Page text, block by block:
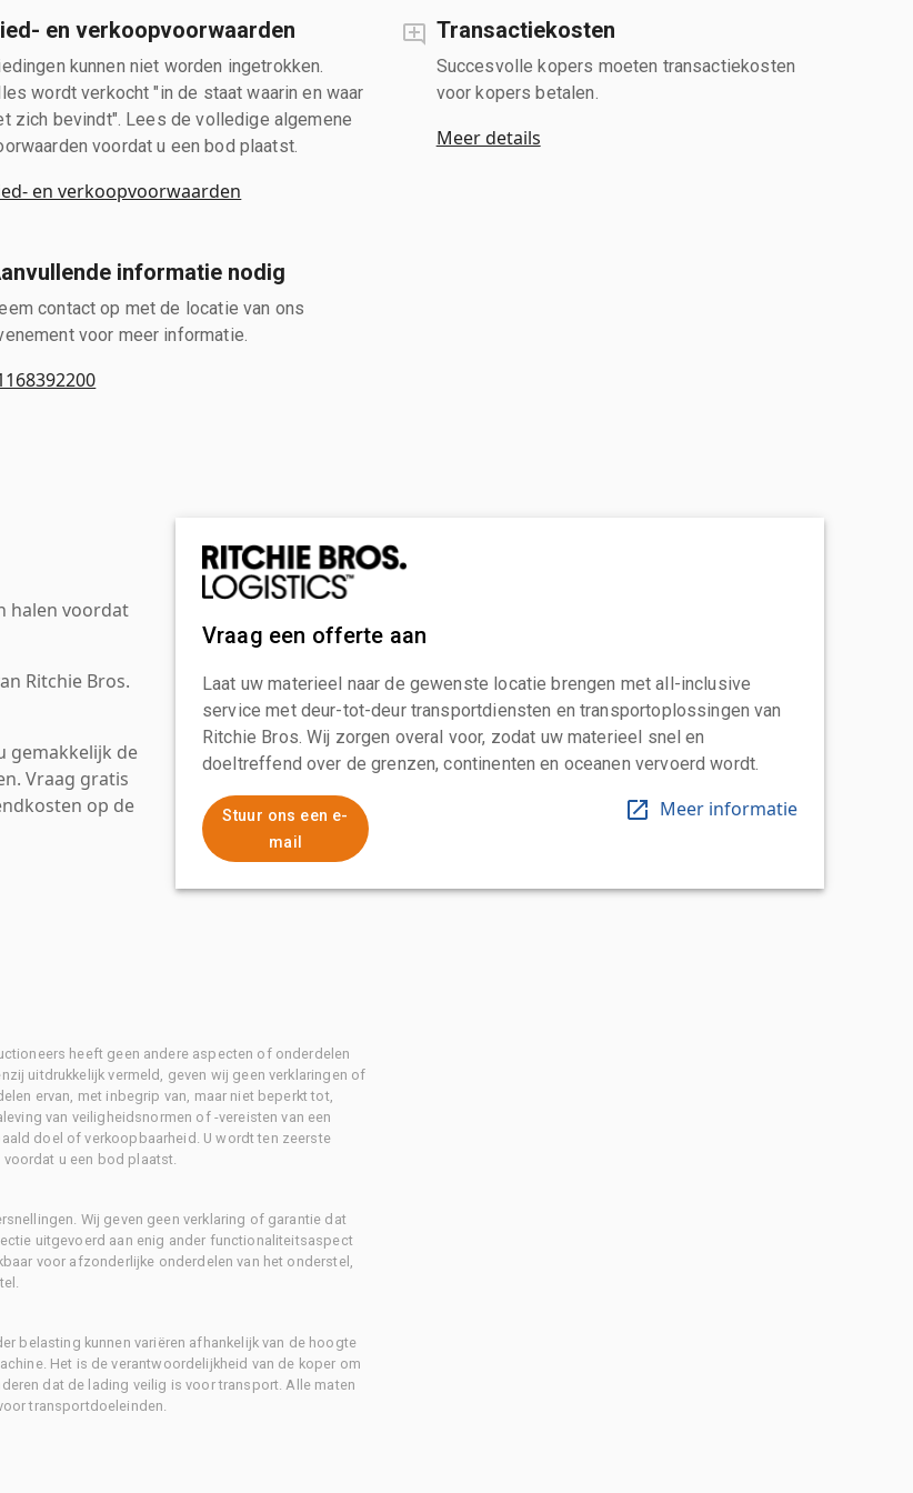
en verkoopvoorwaarden
kunnen niet worden ingetrokken.
wordt verkocht "in de staat waarin en waar
zich bevindt". Lees de volledige algemene
voordat u een bod plaatst.
en verkoopvoorwaarden
Transactiekosten
Succesvolle kopers moeten transactiekosten
voor kopers betalen.
Meer details
informatie nodig
contact op met de locatie van ons
voor meer informatie.
halen voordat
Ritchie Bros.
gemakkelijk de
Vraag gratis
op de
Vraag een offerte aan
Laat uw materieel naar de gewenste locatie brengen met all-inclusive
service met deur-tot-deur transportdiensten en transportoplossingen van
Ritchie Bros. Wij zorgen overal voor, zodat uw materieel snel en
doeltreffend over de grenzen, continenten en oceanen vervoerd wordt.
Stuur ons een e-
mail
Meer informatie
heeft geen andere aspecten of onderdelen
uitdrukkelijk vermeld, geven wij geen verklaringen of
ervan, met inbegrip van, maar niet beperkt tot,
van veiligheidsnormen of -vereisten van een
doel of verkoopbaarheid. U wordt ten zeerste
u een bod plaatst.
Wij geven geen verklaring of garantie dat
uitgevoerd aan enig ander functionaliteitsaspect
voor afzonderlijke onderdelen van het onderstel,
belasting kunnen variëren afhankelijk van de hoogte
Het is de verantwoordelijkheid van de koper om
dat de lading veilig is voor transport. Alle maten
transportdoeleinden.